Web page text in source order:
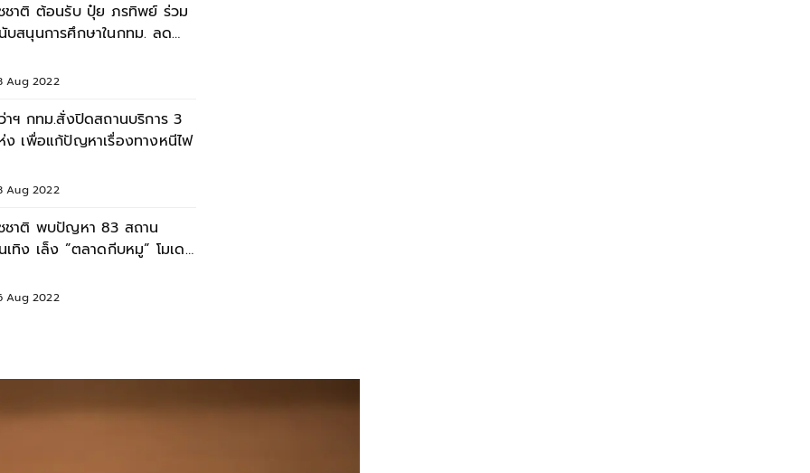
ชาติ ต้อนรับ ปุ๋ย ภรทิพย์ ร่วม
บสนุนการศึกษาในกทม. ลด
Aug 2022
าฯ กทม.สั่งปิดสถานบริการ 3
ง เพื่อแก้ปัญหาเรื่องทางหนีไฟ
Aug 2022
ชาติ พบปัญหา 83 สถาน
เทิง เล็ง ”ตลาดกีบหมู” โมเดล
Aug 2022